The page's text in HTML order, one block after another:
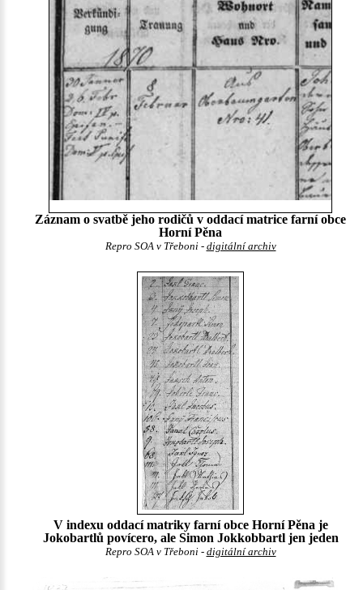
Záznam o svatbě jeho rodičů v oddací matrice farní obce
Horní Pěna
Repro SOA v Třeboni - digitální archiv
V indexu oddací matriky farní obce Horní Pěna je
Jokobartlů povícero, ale Simon Jokkobbartl jen jeden
Repro SOA v Třeboni - digitální archiv